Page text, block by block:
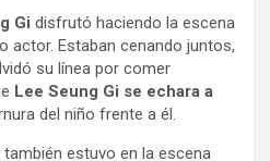
Gi disfrutó haciendo la escena
actor. Estaban cenando juntos,
su línea por comer
Lee Seung Gi se echara a
del niño frente a él.
también estuvo en la escena